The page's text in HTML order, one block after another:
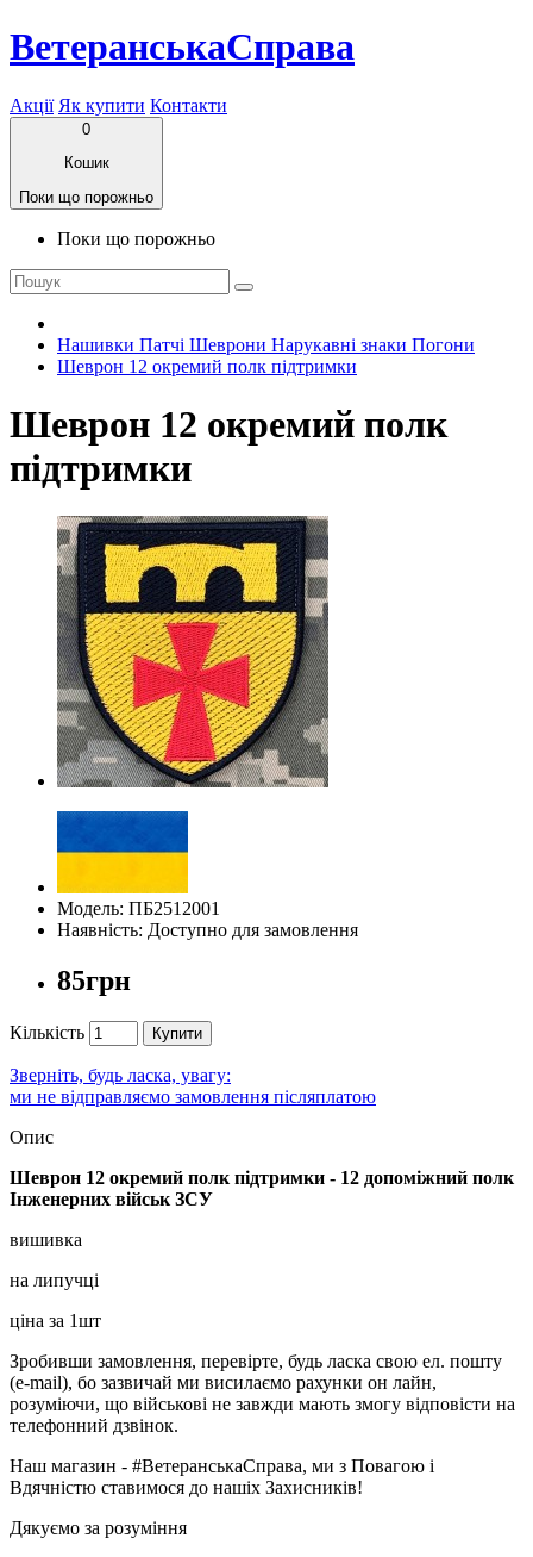
ВетеранськаСправа
Акції Як купити Контакти
0
Кошик
Поки що порожньо
Поки що порожньо
Нашивки Патчі Шеврони Нарукавні знаки Погони
Шеврон 12 окремий полк підтримки
Шеврон 12 окремий полк
підтримки
Модель: ПБ2512001
Наявність: Доступно для замовлення
85грн
Кількість Купити
Зверніть, будь ласка, увагу:
ми не відправляємо замовлення післяплатою
Опис
Шеврон 12 окремий полк підтримки - 12 допоміжний полк
Інженерних військ ЗСУ
вишивка
на липучці
ціна за 1шт
Зробивши замовлення, перевірте, будь ласка свою ел. пошту
(e-mail), бо зазвичай ми висилаємо рахунки он лайн,
розуміючи, що військові не завжди мають змогу відповісти на
телефонний дзвінок.
Наш магазин - #ВетеранськаСправа, ми з Повагою і
Вдячністю ставимося до нашіх Захисників!
Дякуємо за розуміння